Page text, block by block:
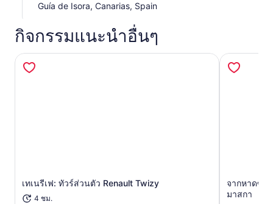
Guía de Isora, Canarias, Spain
กิจกรรมแนะนำอื่นๆ
เทเนรีเฟ: ทัวร์ส่วนตัว Renault Twizy
4 ชม.
เปิดในแท็บใหม่
จากหาดซา
มาสกา